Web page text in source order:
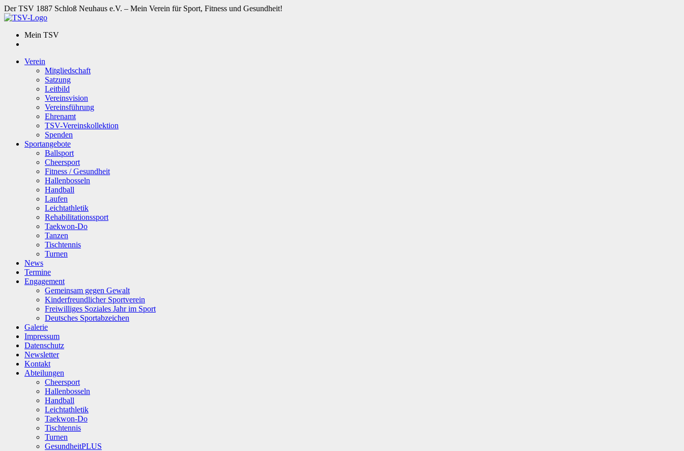
Der TSV 1887 Schloß Neuhaus e.V. – Mein Verein für Sport, Fitness und Gesundheit!
Mein TSV
Verein
Mitgliedschaft
Satzung
Leitbild
Vereinsvision
Vereinsführung
Ehrenamt
TSV-Vereinskollektion
Spenden
Sportangebote
Ballsport
Cheersport
Fitness / Gesundheit
Hallenbosseln
Handball
Laufen
Leichtathletik
Rehabilitationssport
Taekwon-Do
Tanzen
Tischtennis
Turnen
News
Termine
Engagement
Gemeinsam gegen Gewalt
Kinderfreundlicher Sportverein
Freiwilliges Soziales Jahr im Sport
Deutsches Sportabzeichen
Galerie
Impressum
Datenschutz
Newsletter
Kontakt
Abteilungen
Cheersport
Hallenbosseln
Handball
Leichtathletik
Taekwon-Do
Tischtennis
Turnen
GesundheitPLUS